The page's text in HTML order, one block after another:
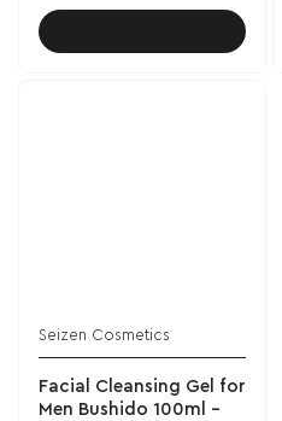
Seizen Cosmetics
Facial Cleansing Gel for
Men Bushido 100ml -